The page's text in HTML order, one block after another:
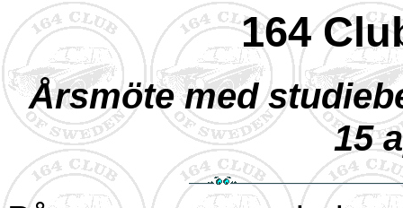
164
Årsmöte med
15